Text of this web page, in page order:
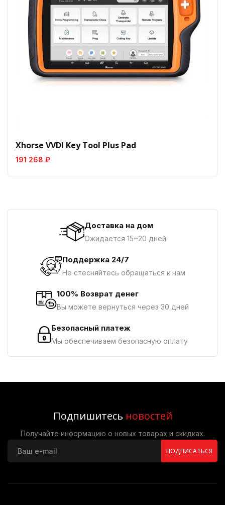
Xhorse VVDI Key Tool Plus Pad
191 268 ₽
Доставка на дом
Ожидается 15~20 дней
Поддержка 24/7
Не стесняйтесь обращаться к нам
100% Возврат денег
Вы можете вернуться через 30 дней
Безопасный платеж
Мы обеспечиваем безопасную оплату
Подпишитесь новостей
Получайте информацию о новых товарах и скидках.
ПОДПИСАТЬСЯ